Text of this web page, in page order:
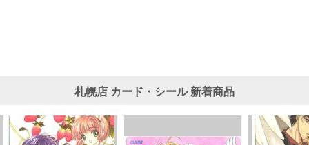
札幌店 カード・シール新着商品